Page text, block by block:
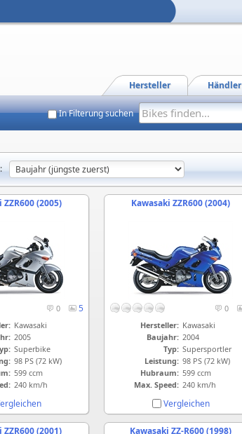
Händler
Hersteller
In Filterung suchen
ZZR600 (2005)
5
0
Kawasaki
2005
Superbike
98 PS (72 kW)
599 ccm
240 km/h
Kawasaki ZZR600 (2004)
0
Hersteller: Kawasaki
Baujahr: 2004
Typ: Supersportler
Leistung: 98 PS (72 kW)
Hubraum: 599 ccm
Max. Speed: 240 km/h
Vergleichen
ZZR600 (2001) Kawasaki ZZ-R600 (1998)